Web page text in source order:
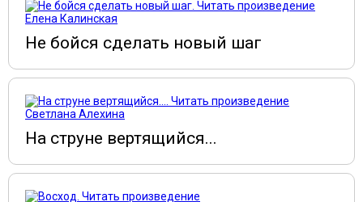
Елена Калинская
Не бойся сделать новый шаг
Светлана Алехина
На струне вертящийся...